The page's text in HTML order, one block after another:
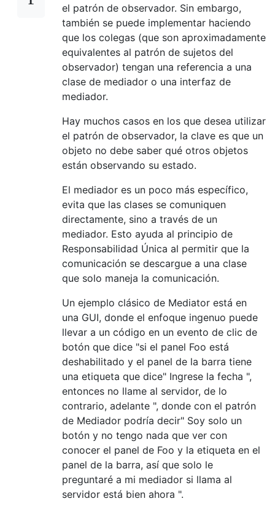
el patrón de observador. Sin embargo,
también se puede implementar haciendo
que los colegas (que son aproximadamente
equivalentes al patrón de sujetos del
observador) tengan una referencia a una
clase de mediador o una interfaz de
mediador.
Hay muchos casos en los que desea utilizar
el patrón de observador, la clave es que un
objeto no debe saber qué otros objetos
están observando su estado.
El mediador es un poco más específico,
evita que las clases se comuniquen
directamente, sino a través de un
mediador. Esto ayuda al principio de
Responsabilidad Única al permitir que la
comunicación se descargue a una clase
que solo maneja la comunicación.
Un ejemplo clásico de Mediator está en
una GUI, donde el enfoque ingenuo puede
llevar a un código en un evento de clic de
botón que dice "si el panel Foo está
deshabilitado y el panel de la barra tiene
una etiqueta que dice" Ingrese la fecha ",
entonces no llame al servidor, de lo
contrario, adelante ", donde con el patrón
de Mediador podría decir" Soy solo un
botón y no tengo nada que ver con
conocer el panel de Foo y la etiqueta en el
panel de la barra, así que solo le
preguntaré a mi mediador si llama al
servidor está bien ahora ".